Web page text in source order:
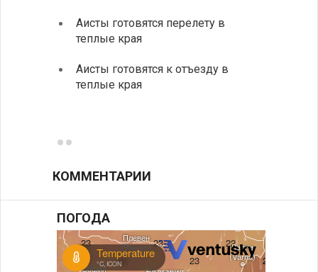
Аисты готовятся перелету в
теплые края
Аисты готовятся к отъезду в
теплые края
КОММЕНТАРИИ
ПОГОДА